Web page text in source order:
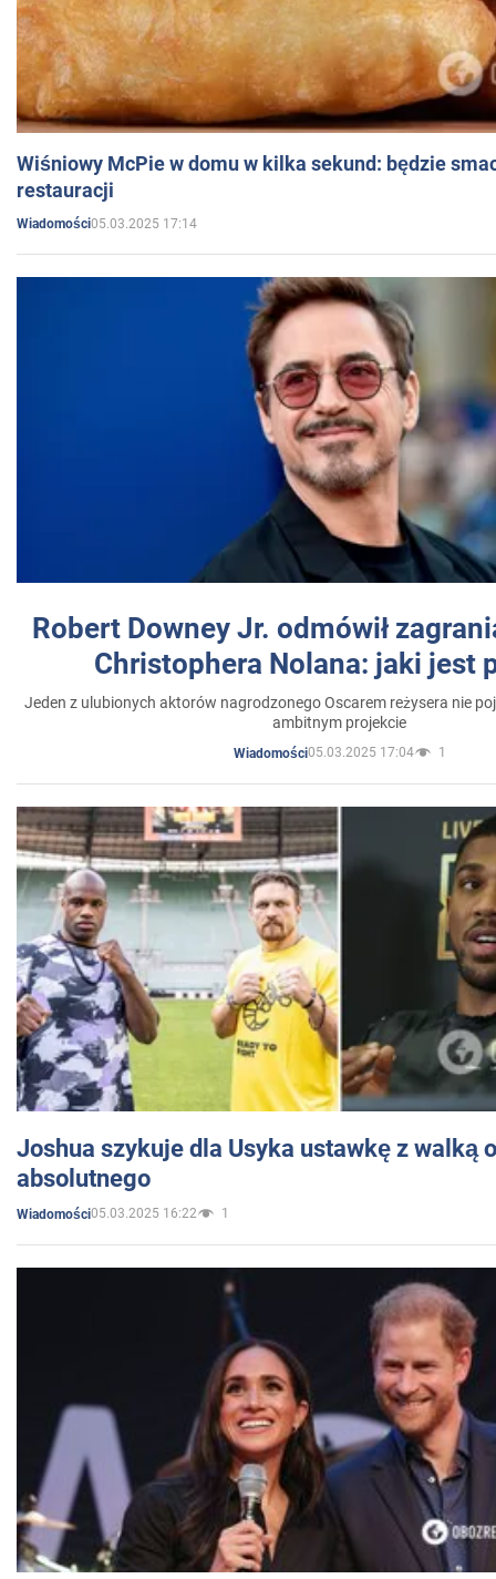
Wiśniowy McPie w domu w kilka sekund: będzie
restauracji
Wiadomości05.03.2025 17:14
Robert Downey Jr. odmówił
Christophera Nolana: jaki jest
Jeden z ulubionych aktorów nagrodzonego Oscarem reżysera nie
ambitnym projekcie
Wiadomości05.03.2025 17:04 1
Joshua szykuje dla Usyka ustawkę z walką
absolutnego
Wiadomości05.03.2025 16:22 1